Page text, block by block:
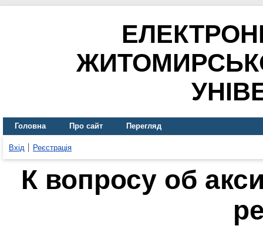
Головна Про сайт Перегляд
Вхід Реєстрація
К вопросу об